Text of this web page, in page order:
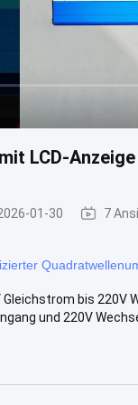
LCD-
01-30 7
Gleichstrom bis
und 220V